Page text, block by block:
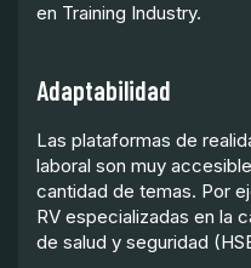
en Training Industry.
Adaptabilidad
Las plataformas de
laboral son muy
cantidad de temas. Por
RV especializadas en la
de salud y seguridad